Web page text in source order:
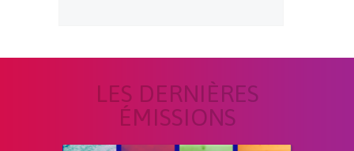
LES DERNIÈRES
ÉMISSIONS